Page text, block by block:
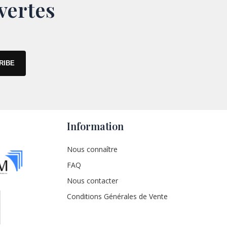
Information
Nous connaître
FAQ
Nous contacter
Conditions Générales de Vente